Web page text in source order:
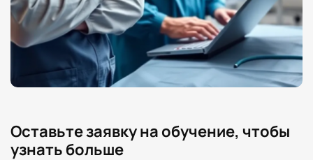
Оставьте заявку на обучение, чтобы
узнать больше